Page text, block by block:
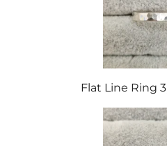
Flat Line Ring